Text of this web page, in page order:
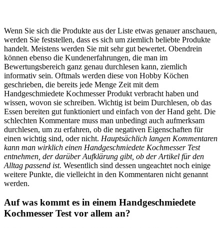
Wenn Sie sich die Produkte aus der Liste etwas genauer anschauen,
werden Sie feststellen, dass es sich um ziemlich beliebte Produkte
handelt. Meistens werden Sie mit sehr gut bewertet. Obendrein
können ebenso die Kundenerfahrungen, die man im
Bewertungsbereich ganz genau durchlesen kann, ziemlich
informativ sein. Oftmals werden diese von Hobby Köchen
geschrieben, die bereits jede Menge Zeit mit dem
Handgeschmiedete Kochmesser Produkt verbracht haben und
wissen, wovon sie schreiben. Wichtig ist beim Durchlesen, ob das
Essen bereiten gut funktioniert und einfach von der Hand geht. Die
schlechten Kommentare muss man unbedingt auch aufmerksam
durchlesen, um zu erfahren, ob die negativen Eigenschaften für
einen wichtig sind, oder nicht. Hauptsächlich langen Kommentaren
kann man wirklich einen Handgeschmiedete Kochmesser Test
entnehmen, der darüber Aufklärung gibt, ob der Artikel für den
Alltag passend ist. Wesentlich sind dessen ungeachtet noch einige
weitere Punkte, die vielleicht in den Kommentaren nicht genannt
werden.
Auf was kommt es in einem Handgeschmiedete
Kochmesser Test vor allem an?